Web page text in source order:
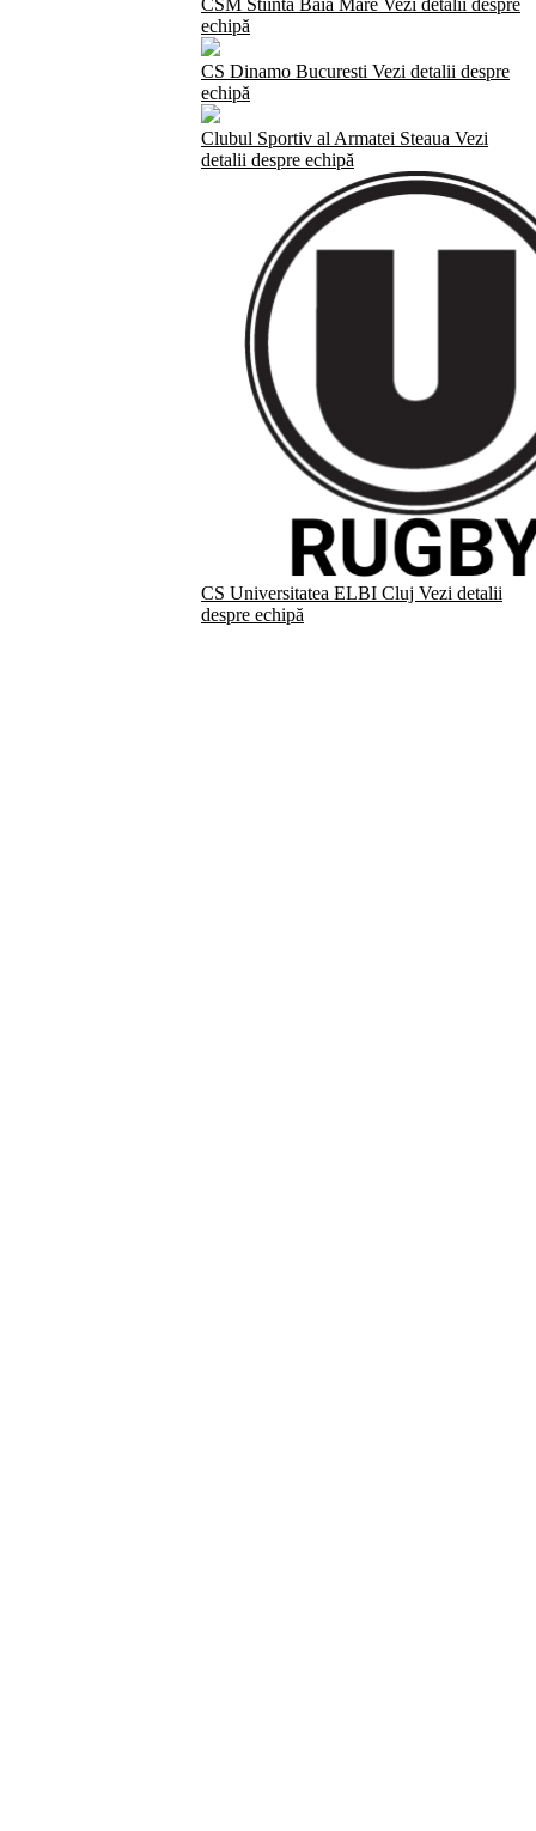
CSM Stiinta Baia Mare Vezi detalii despre
echipă
CS Dinamo Bucuresti Vezi detalii despre
echipă
Clubul Sportiv al Armatei Steaua Vezi
detalii despre echipă
CS Universitatea ELBI Cluj Vezi detalii
despre echipă